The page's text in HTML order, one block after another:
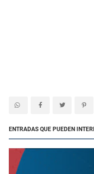
ENTRADAS QUE PUEDEN